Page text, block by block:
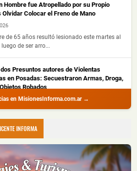
Hombre fue Atropellado por su Propio
Olvidar Colocar el Freno de Mano
de 65 años resultó lesionado este martes al
de ser arro...
Presuntos autores de Violentas
en Posadas: Secuestraron Armas, Droga,
Robados
de Misiones detuvo a dos hombres con
durante un all...
Herramientas Robadas y Detuvieron a
en Oberá
en MisionesInforma.com.ar →
INFORMA